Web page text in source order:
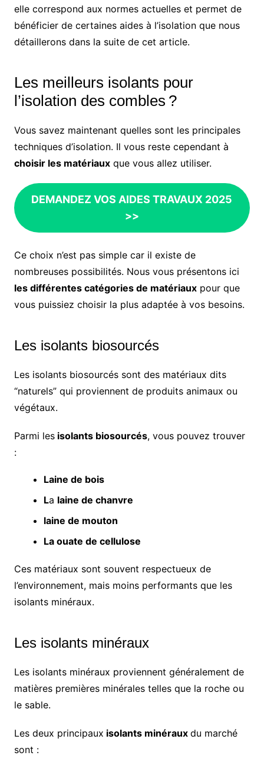
elle correspond aux normes actuelles et permet de
bénéficier de certaines aides à l’isolation que nous
détaillerons dans la suite de cet article.
Les meilleurs isolants pour
l’isolation des combles ?
Vous savez maintenant quelles sont les principales
techniques d’isolation. Il vous reste cependant à
choisir les matériauxque vous allez utiliser.
DEMANDEZ VOS AIDES TRAVAUX 2025
>>
Ce choix n’est pas simple car il existe de
nombreuses possibilités. Nous vous présentons ici
les différentes catégories de matériauxpour que
vous puissiez choisir la plus adaptée à vos besoins.
Les isolants biosourcés
Les isolants biosourcés sont des matériaux dits
“naturels” qui proviennent de produits animaux ou
végétaux.
Parmi lesisolants biosourcés, vous pouvez trouver
:
Laine de bois
La laine de chanvre
laine de mouton
La ouate de cellulose
Ces matériaux sont souvent respectueux de
l’environnement, mais moins performants que les
isolants minéraux.
Les isolants minéraux
Les isolants minéraux proviennent généralement de
matières premières minérales telles que la roche ou
le sable.
Les deux principaux isolants minéraux du marché
sont :